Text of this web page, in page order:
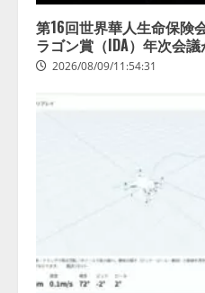
第16回世界華人生命保険
ラゴン賞（IDA）年次会
2026/08/09/11:54:31